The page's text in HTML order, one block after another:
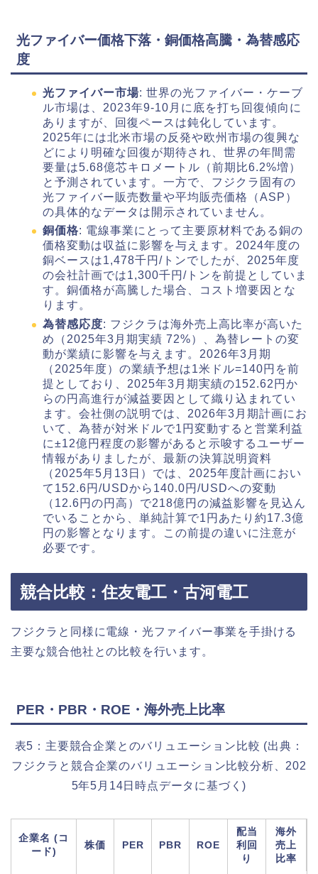
光ファイバー価格下落・銅価格高騰・為替感応
度
光ファイバー市場: 世界の光ファイバー・ケーブ
ル市場は、2023年9-10月に底を打ち回復傾向に
ありますが、回復ペースは鈍化しています。
2025年には北米市場の反発や欧州市場の復興な
どにより明確な回復が期待され、世界の年間需
要量は5.68億芯キロメートル（前期比6.2%増）
と予測されています。一方で、フジクラ固有の
光ファイバー販売数量や平均販売価格（ASP）
の具体的なデータは開示されていません。
銅価格: 電線事業にとって主要原材料である銅の
価格変動は収益に影響を与えます。2024年度の
銅ベースは1,478千円/トンでしたが、2025年度
の会社計画では1,300千円/トンを前提としていま
す。銅価格が高騰した場合、コスト増要因とな
ります。
為替感応度: フジクラは海外売上高比率が高いた
め（2025年3月期実績 72%）、為替レートの変
動が業績に影響を与えます。2026年3月期
（2025年度）の業績予想は1米ドル=140円を前
提としており、2025年3月期実績の152.62円か
らの円高進行が減益要因として織り込まれてい
ます。会社側の説明では、2026年3月期計画にお
いて、為替が対米ドルで1円変動すると営業利益
に±12億円程度の影響があると示唆するユーザー
情報がありましたが、最新の決算説明資料
（2025年5月13日）では、2025年度計画におい
て152.6円/USDから140.0円/USDへの変動
（12.6円の円高）で218億円の減益影響を見込ん
でいることから、単純計算で1円あたり約17.3億
円の影響となります。この前提の違いに注意が
必要です。
競合比較：住友電工・古河電工
フジクラと同様に電線・光ファイバー事業を手掛ける
主要な競合他社との比較を行います。
PER・PBR・ROE・海外売上比率
表5：主要競合企業とのバリュエーション比較 (出典：
フジクラと競合企業のバリュエーション比較分析、202
5年5月14日時点データに基づく)
企業名 (コ
ード)
株価 PER PBR ROE
配当
利回
り
海外
売上
比率